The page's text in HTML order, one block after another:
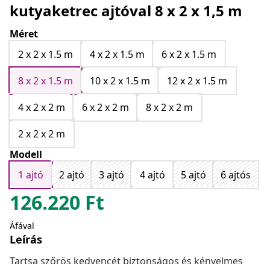
kutyaketrec ajtóval 8 x 2 x 1,5 m
Méret
2 x 2 x 1.5 m
4 x 2 x 1.5 m
6 x 2 x 1.5 m
8 x 2 x 1.5 m
10 x 2 x 1.5 m
12 x 2 x 1.5 m
4 x 2 x 2 m
6 x 2 x 2 m
8 x 2 x 2 m
2 x 2 x 2 m
Modell
1 ajtó
2 ajtó 3 ajtó 4 ajtó 5 ajtó 6 ajtós
126.220 Ft
Áfával
Leírás
Tartsa szőrös kedvencét biztonságos és kényelmes